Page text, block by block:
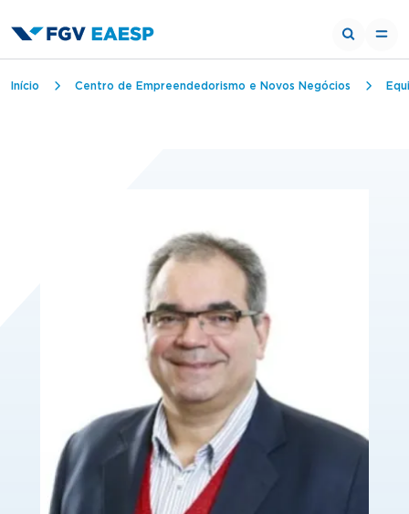
Trilha de navegação
Início Centro de Empreendedorismo e Novos Negócios